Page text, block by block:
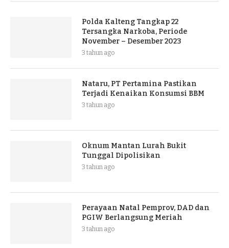
Polda Kalteng Tangkap 22
Tersangka Narkoba, Periode
November – Desember 2023
3 tahun ago
Nataru, PT Pertamina Pastikan
Terjadi Kenaikan Konsumsi BBM
3 tahun ago
Oknum Mantan Lurah Bukit
Tunggal Dipolisikan
3 tahun ago
Perayaan Natal Pemprov, DAD dan
PGIW Berlangsung Meriah
3 tahun ago